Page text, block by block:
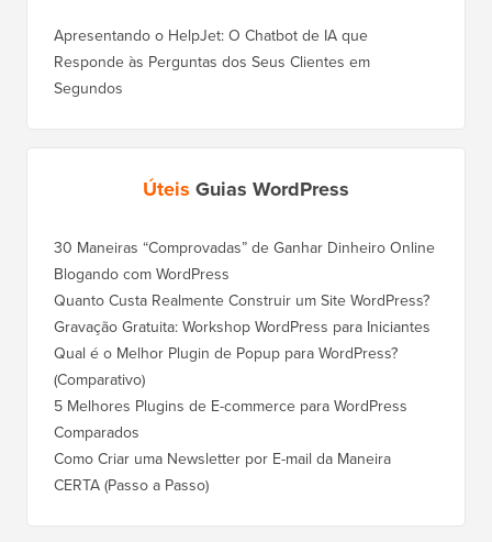
Apresentando o HelpJet: O Chatbot de IA que
Responde às Perguntas dos Seus Clientes em
Segundos
Úteis Guias WordPress
30 Maneiras “Comprovadas” de Ganhar Dinheiro Online
Blogando com WordPress
Quanto Custa Realmente Construir um Site WordPress?
Gravação Gratuita: Workshop WordPress para Iniciantes
Qual é o Melhor Plugin de Popup para WordPress?
(Comparativo)
5 Melhores Plugins de E-commerce para WordPress
Comparados
Como Criar uma Newsletter por E-mail da Maneira
CERTA (Passo a Passo)